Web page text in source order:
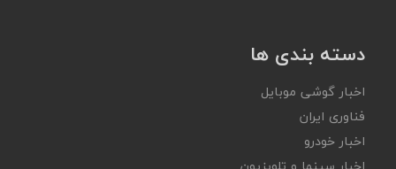
دسته بندی ها
اخبار گوشی موبایل
فناوری ایران
اخبار خودرو